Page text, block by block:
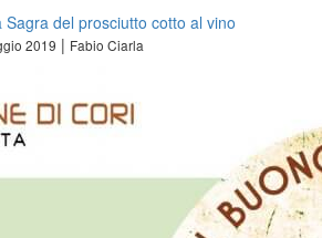
Sagra del prosciutto cotto al vino
2019 | Fabio Ciarla